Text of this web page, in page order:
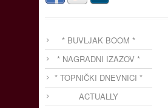
* BUVLJAK BOOM *
* NAGRADNI IZAZOV *
* TOPNIČKI DNEVNICI *
ACTUALLY